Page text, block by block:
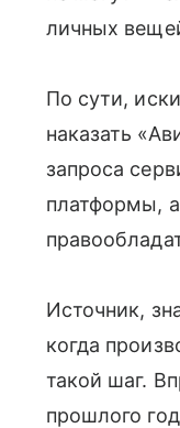
личных
По сути,
наказать
запроса
платформы,
Источник,
когда
такой шаг.
прошлого